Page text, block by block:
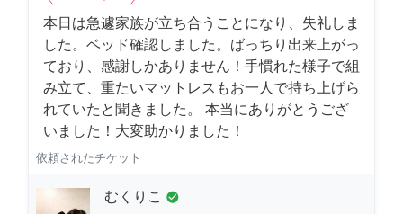
本日は急遽家族が立ち合うことになり、失礼しま
した。ベッド確認しました。ばっちり出来上がっ
ており、感謝しかありません！手慣れた様子で組
み立て、重たいマットレスもお一人で持ち上げら
れていたと聞きました。 本当にありがとうござ
いました！大変助かりました！
依頼されたチケット
むくりこ check_circle